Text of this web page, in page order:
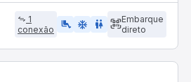
1
conexão
airline_seat_legroom_extra ac_unit WC
Embarque
direto